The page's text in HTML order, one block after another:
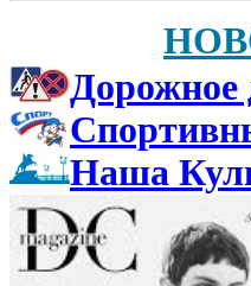
Дорожное
Наша